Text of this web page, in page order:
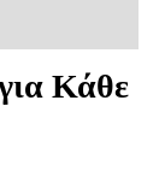
Κάθε